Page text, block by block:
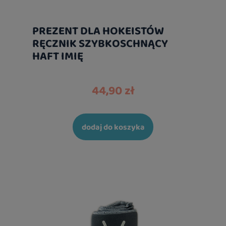
PREZENT DLA HOKEISTÓW
RĘCZNIK SZYBKOSCHNĄCY
HAFT IMIĘ
44,90 zł
dodaj do koszyka